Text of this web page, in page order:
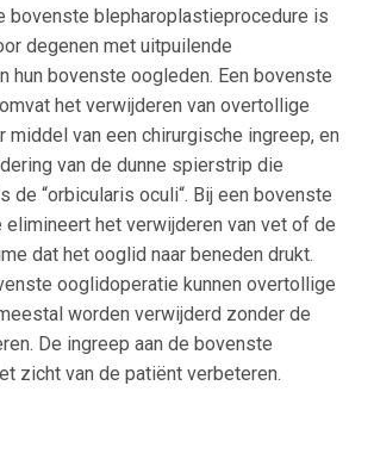
bovenste blepharoplastieprocedure is
degenen met uitpuilende
hun bovenste oogleden. Een bovenste
het verwijderen van overtollige
middel van een chirurgische ingreep, en
van de dunne spierstrip die
de “orbicularis oculi“. Bij een bovenste
elimineert het verwijderen van vet of de
dat het ooglid naar beneden drukt.
ooglidoperatie kunnen overtollige
worden verwijderd zonder de
De ingreep aan de bovenste
zicht van de patiënt verbeteren.